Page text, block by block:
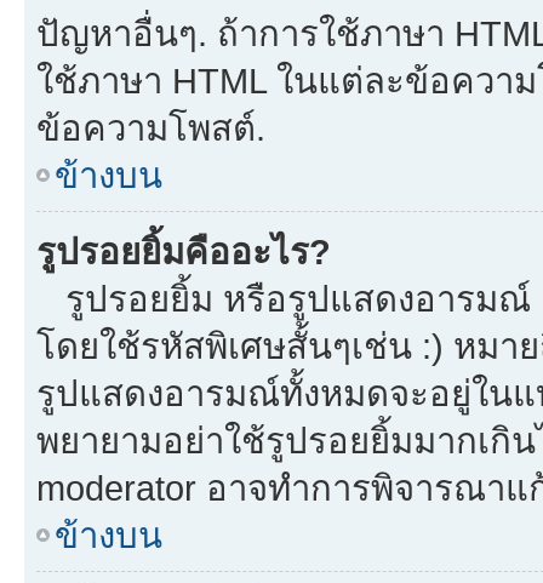
ปัญหาอื่นๆ. ถ้าการใช้ภาษา
ใช้ภาษา HTML ในแต่ละข้อคว
ข้อความโพสต์.
ข้างบน
รูปรอยยิ้มคืออะไร?
รูปรอยยิ้ม หรือรูปแสดงอารมณ์
โดยใช้รหัสพิเศษสั้นๆเช่น :) หมา
รูปแสดงอารมณ์ทั้งหมดจะอยู่ใน
พยายามอย่าใช้รูปรอยยิ้มมากเกิ
moderator อาจทำการพิจารณา
ข้างบน